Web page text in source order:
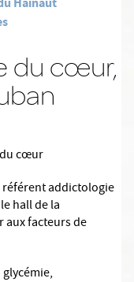
du cœur,
cœur
addictologie
hall de la
aux facteurs de